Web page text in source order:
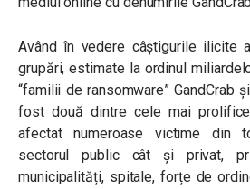
Având în vedere câștigurile ilicite
grupări, estimate la ordinul
“familii de ransomware” GandCrab
fost două dintre cele mai
afectat numeroase victime din
sectorul public cât și privat,
municipalități, spitale, forțe de